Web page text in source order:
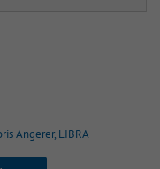
Angerer, LIBRA